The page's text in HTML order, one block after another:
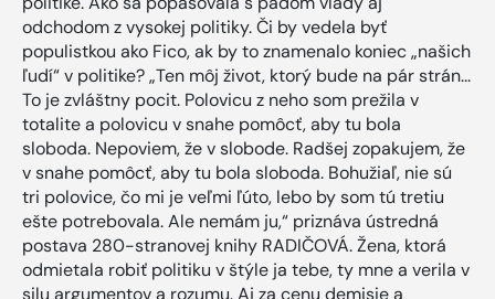
odchodom z vysokej politiky. Či by vedela byť
populistkou ako Fico, ak by to znamenalo koniec „našich
ľudí“ v politike? „Ten môj život, ktorý bude na pár strán...
To je zvláštny pocit. Polovicu z neho som prežila v
totalite a polovicu v snahe pomôcť, aby tu bola
sloboda. Nepoviem, že v slobode. Radšej zopakujem, že
v snahe pomôcť, aby tu bola sloboda. Bohužiaľ, nie sú
tri polovice, čo mi je veľmi ľúto, lebo by som tú tretiu
ešte potrebovala. Ale nemám ju,“ priznáva ústredná
postava 280-stranovej knihy RADIČOVÁ. Žena, ktorá
odmietala robiť politiku v štýle ja tebe, ty mne a verila v
silu argumentov a rozumu. Aj za cenu demisie a